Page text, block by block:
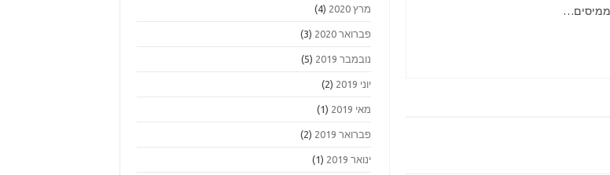
ממיסים…
מרץ 2020 (4)
פברואר 2020 (3)
נובמבר 2019 (5)
יוני 2019 (2)
מאי 2019 (1)
פברואר 2019 (2)
ינואר 2019 (1)